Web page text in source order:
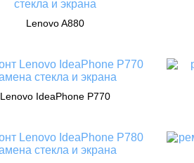
Lenovo A880
Lenovo IdeaPhone P770